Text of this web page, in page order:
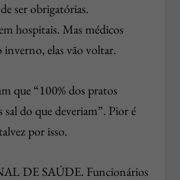
ser obrigatórias.
hospitais. Mas médicos
elas vão voltar.
que “100% dos pratos
sal do que deveriam”. Pior é
por isso.
DE SAÚDE. Funcionários